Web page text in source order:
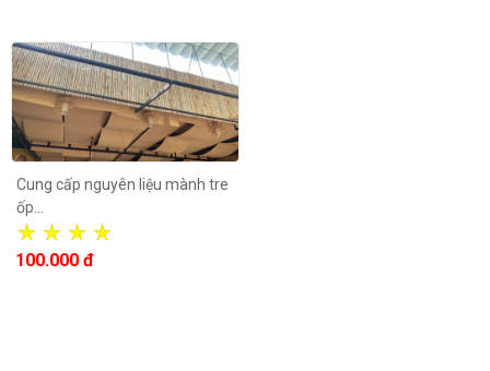
Cung cấp nguyên liệu mành tre
ốp...
100.000 đ